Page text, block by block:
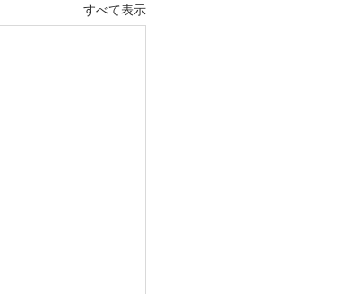
すべて表示